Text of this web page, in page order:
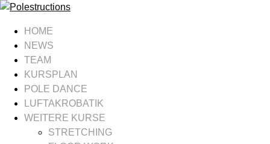
HOME
NEWS
TEAM
KURSPLAN
POLE DANCE
LUFTAKROBATIK
WEITERE KURSE
STRETCHING